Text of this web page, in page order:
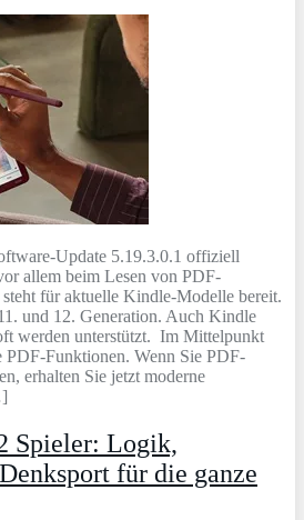
Update 5.19.3.0.1 offiziell
allem beim Lesen von PDF-
für aktuelle Kindle-Modelle bereit.
und 12. Generation. Auch Kindle
werden unterstützt. Im Mittelpunkt
PDF-Funktionen. Wenn Sie PDF-
erhalten Sie jetzt moderne
Spieler: Logik,
für die ganze